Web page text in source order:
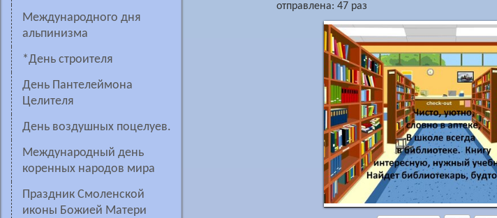
Международного дня
альпинизма
*День строителя
день Пантелеймона
Целителя
День воздушных поцелуев.
Международный день
коренных народов мира
Праздник Смоленской
иконы Божией Матери
отправлена: 47 раз